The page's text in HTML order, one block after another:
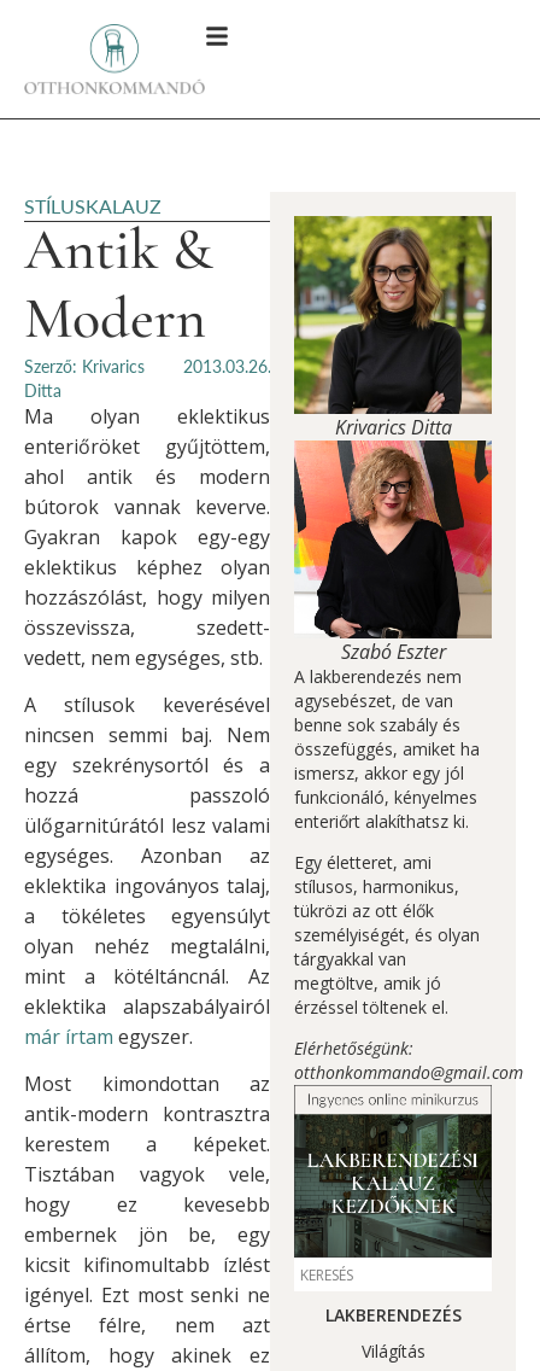
STÍLUSKALAUZ
Antik &
Modern
Szerző: Krivarics
Ditta
2013.03.26.
Ma olyan eklektikus
enteriőröket gyűjtöttem,
ahol antik és modern
bútorok vannak keverve.
Gyakran kapok egy-egy
eklektikus képhez olyan
hozzászólást, hogy milyen
összevissza, szedett-
vedett, nem egységes, stb.
A stílusok keverésével
nincsen semmi baj. Nem
egy szekrénysortól és a
hozzá passzoló
ülőgarnitúrától lesz valami
egységes. Azonban az
eklektika ingoványos talaj,
a tökéletes egyensúlyt
olyan nehéz megtalálni,
mint a kötéltáncnál. Az
eklektika alapszabályairól
már írtam egyszer.
Most kimondottan az
antik-modern kontrasztra
kerestem a képeket.
Tisztában vagyok vele,
hogy ez kevesebb
embernek jön be, egy
kicsit kifinomultabb ízlést
igényel. Ezt most senki ne
értse félre, nem azt
állítom, hogy akinek ez
Krivarics Ditta
Szabó Eszter
A lakberendezés nem
agysebészet, de van
benne sok szabály és
összefüggés, amiket ha
ismersz, akkor egy jól
funkcionáló, kényelmes
enteriőrt alakíthatsz ki.
Egy életteret, ami
stílusos, harmonikus,
tükrözi az ott élők
személyiségét, és olyan
tárgyakkal van
megtöltve, amik jó
érzéssel töltenek el.
Elérhetőségünk:
otthonkommando@gmail.com
LAKBERENDEZÉS
Világítás